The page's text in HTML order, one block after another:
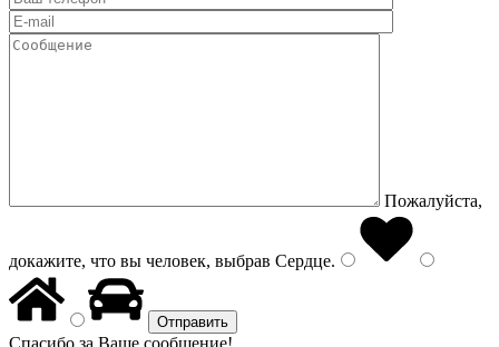
Пожалуйста,
докажите, что вы человек, выбрав Сердце.
Спасибо за Ваше сообщение!